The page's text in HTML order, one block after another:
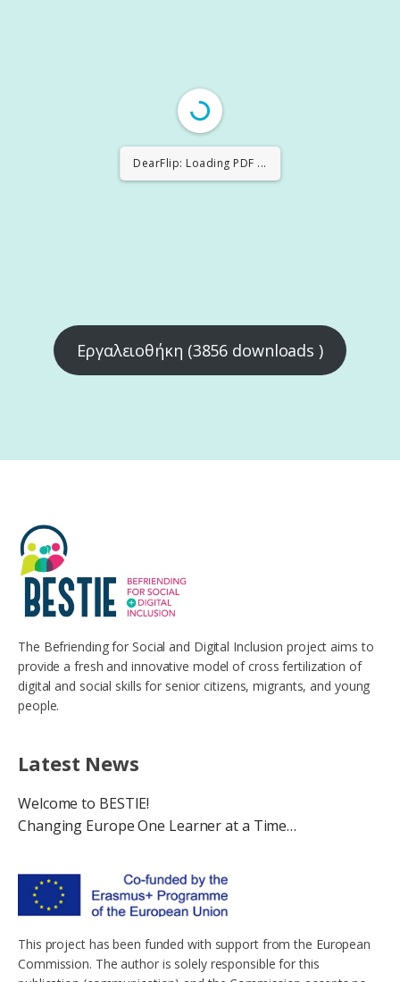
DearFlip: Loading PDF ...
Εργαλειοθήκη (3856 downloads )
The Befriending for Social and Digital Inclusion project aims to
provide a fresh and innovative model of cross fertilization of
digital and social skills for senior citizens, migrants, and young
people.
Latest News
Welcome to BESTIE!
Changing Europe One Learner at a Time…
This project has been funded with support from the European
Commission. The author is solely responsible for this